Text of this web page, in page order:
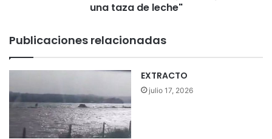
u
n
e
a
t
h
e
una taza de leche"
Publicaciones relacionadas
EXTRACTO
julio 17, 2026